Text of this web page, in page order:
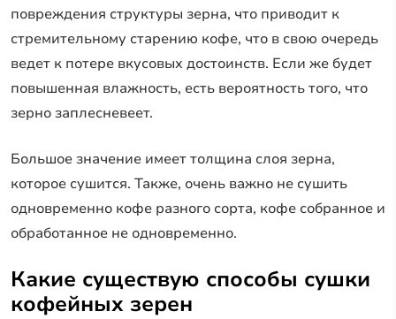
повреждения структуры зерна, что приводит к
стремительному старению кофе, что в свою очередь
ведет к потере вкусовых достоинств. Если же будет
повышенная влажность, есть вероятность того, что
зерно заплесневеет.
Большое значение имеет толщина слоя зерна,
которое сушится. Также, очень важно не сушить
одновременно кофе разного сорта, кофе собранное и
обработанное не одновременно.
Какие существую способы сушки
кофейных зерен